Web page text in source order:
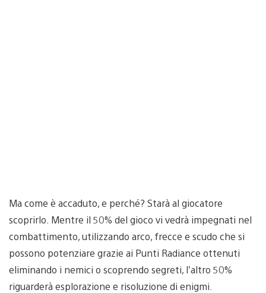
Ma come è accaduto, e perché? Starà al giocatore
scoprirlo. Mentre il 50% del gioco vi vedrà impegnati nel
combattimento, utilizzando arco, frecce e scudo che si
possono potenziare grazie ai Punti Radiance ottenuti
eliminando i nemici o scoprendo segreti, l’altro 50%
riguarderà esplorazione e risoluzione di enigmi.